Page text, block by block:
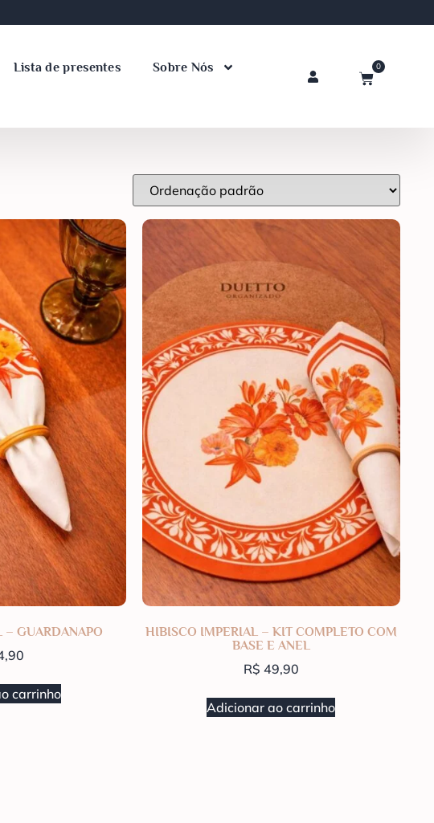
Lista de presentes Sobre Nós 0
– GUARDANAPO
carrinho
HIBISCO IMPERIAL – KIT COMPLETO COM
BASE E ANEL
R$ 49,90
Adicionar ao carrinho